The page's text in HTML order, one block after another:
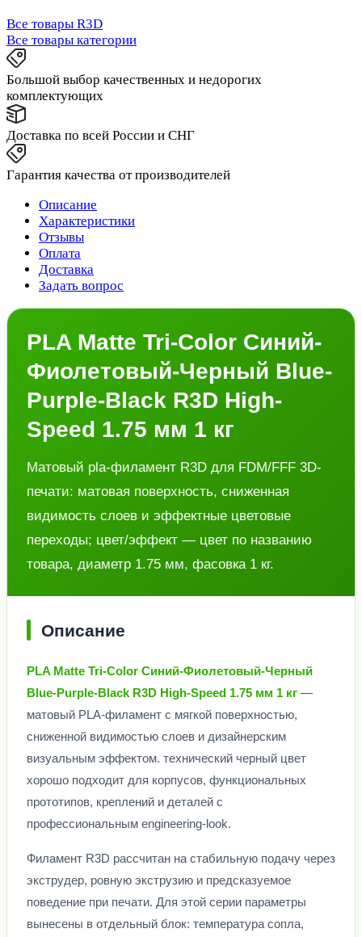
Все товары R3D
Все товары категории
Большой выбор качественных и недорогих
комплектующих
Доставка по всей России и СНГ
Гарантия качества от производителей
Описание
Характеристики
Отзывы
Оплата
Доставка
Задать вопрос
PLA Matte Tri-Color Синий-
Фиолетовый-Черный Blue-
Purple-Black R3D High-
Speed 1.75 мм 1 кг
Матовый pla-филамент R3D для FDM/FFF 3D-
печати: матовая поверхность, сниженная
видимость слоев и эффектные цветовые
переходы; цвет/эффект — цвет по названию
товара, диаметр 1.75 мм, фасовка 1 кг.
Описание
PLA Matte Tri-Color Синий-Фиолетовый-Черный
Blue-Purple-Black R3D High-Speed 1.75 мм 1 кг —
матовый PLA-филамент с мягкой поверхностью,
сниженной видимостью слоев и дизайнерским
визуальным эффектом. технический черный цвет
хорошо подходит для корпусов, функциональных
прототипов, креплений и деталей с
профессиональным engineering-look.
Филамент R3D рассчитан на стабильную подачу через
экструдер, ровную экструзию и предсказуемое
поведение при печати. Для этой серии параметры
вынесены в отдельный блок: температура сопла,